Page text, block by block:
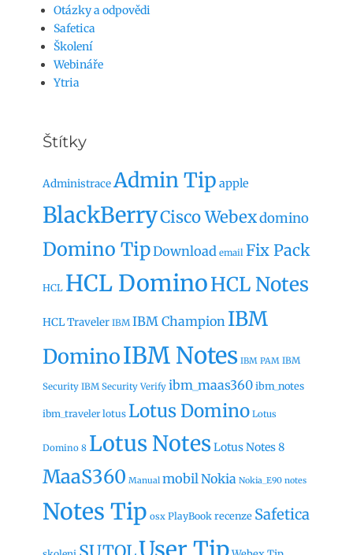
Otázky a odpovědi
Safetica
Školení
Webináře
Ytria
Štítky
AdministraceAdmin Tip apple
BlackBerryCisco Webexdomino
Domino TipDownload email Fix Pack
HCL HCL DominoHCL Notes
HCL Traveler IBM IBM Champion IBM
DominoIBM Notes IBM PAM IBM
Security IBM Security Verify ibm_maas360ibm_notes
ibm_traveler lotus Lotus Domino Lotus
Domino 8 Lotus Notes Lotus Notes 8
MaaS360 Manual mobilNokia Nokia_E90 notes
Notes Tip osx PlayBook recenze Safetica